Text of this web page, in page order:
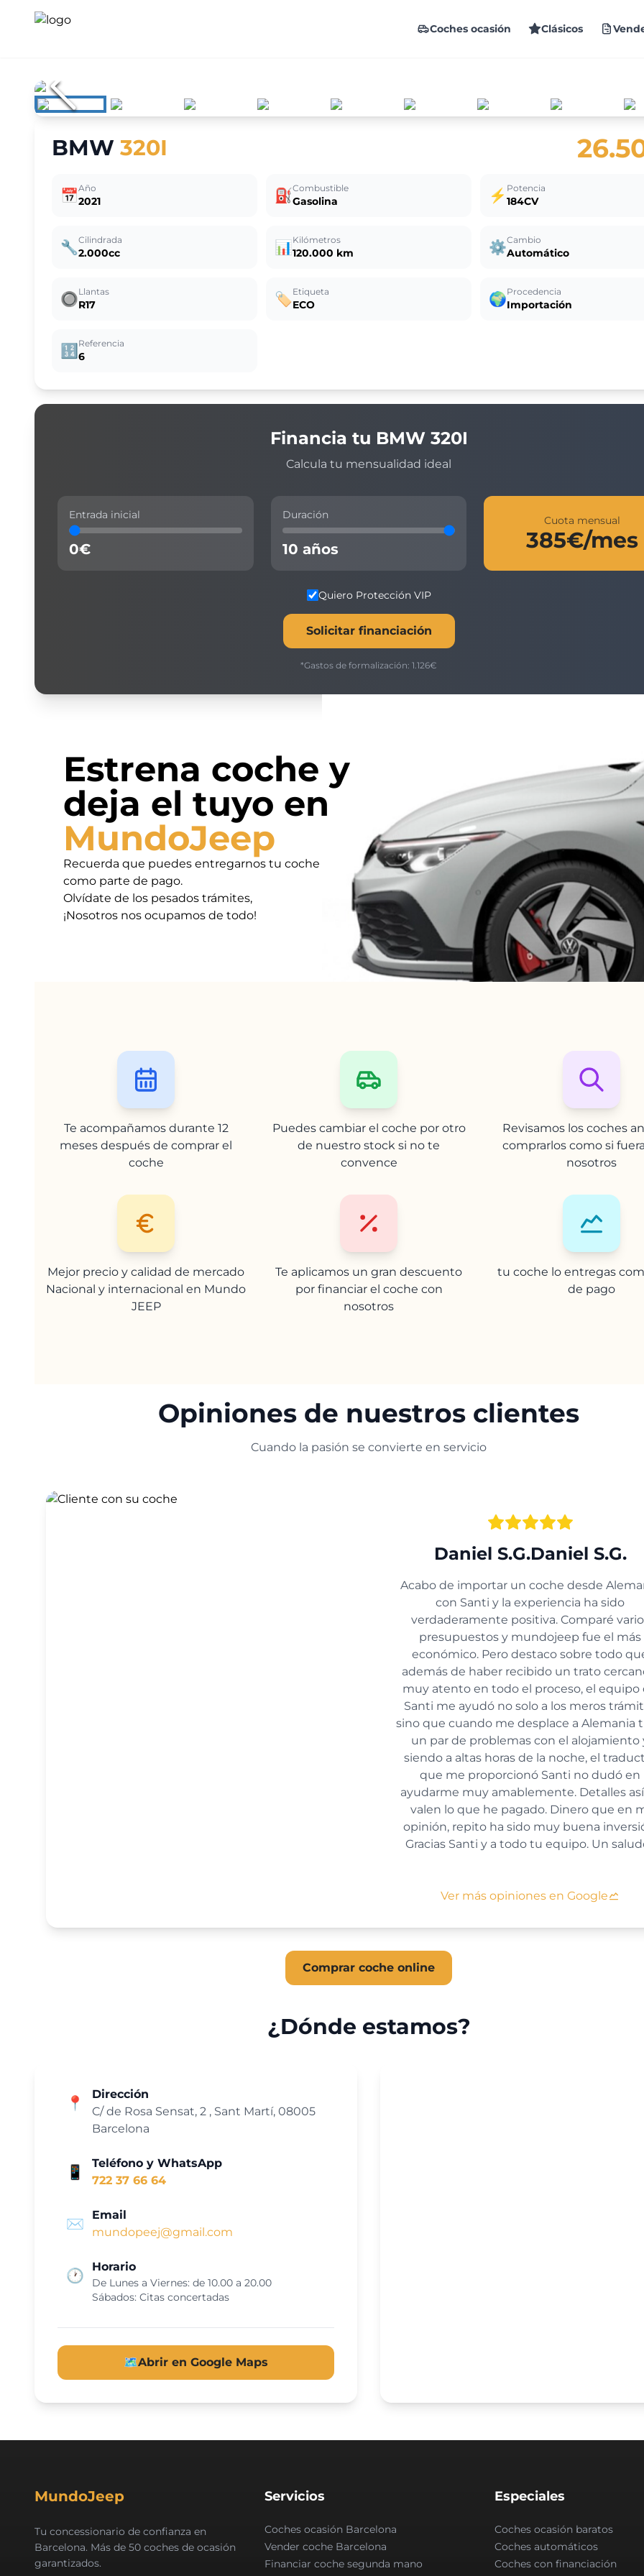
Coches ocasión Clásicos
BMW 320I
📅Año
2021 ⛽Combustible
Gasolina ⚡ Potencia
184CV
🔧Cilindrada
2.000cc 📊 Kilómetros
120.000 km ⚙️Cambio
Automático
🔘Llantas
R17 🏷️Etiqueta
ECO 🌍Procedencia
Importación
🔢 Referencia
6
Financia tu BMW 320I
Calcula tu mensualidad ideal
Entrada inicial
0€
Duración
10 años
Cuota mensual
385€/mes
Quiero Protección VIP
Solicitar financiación
*Gastos de formalización: 1.126€
Estrena coche y
deja el tuyo en
MundoJeep
Recuerda que puedes entregarnos tu coche
como parte de pago.
Olvídate de los pesados trámites,
¡Nosotros nos ocupamos de todo!
Te acompañamos durante 12
meses después de comprar el
coche
Puedes cambiar el coche por otro
de nuestro stock si no te
convence
Revisamos los coches
comprarlos como si
nosotros
Mejor precio y calidad de mercado
Nacional y internacional en Mundo
JEEP
Te aplicamos un gran descuento
por financiar el coche con
nosotros
tu coche lo entregas
de pago
Opiniones de nuestros clientes
Cuando la pasión se convierte en servicio
Daniel S.G.Daniel S.G.
Acabo de importar un coche desde
con Santi y la experiencia ha sido
verdaderamente positiva. Comparé
presupuestos y mundojeep fue el más
económico. Pero destaco sobre todo
además de haber recibido un trato
muy atento en todo el proceso, el equipo
Santi me ayudó no solo a los meros
sino que cuando me desplace a Alemania
un par de problemas con el alojamiento
siendo a altas horas de la noche, el
que me proporcionó Santi no dudó en
ayudarme muy amablemente. Detalles
valen lo que he pagado. Dinero que en
opinión, repito ha sido muy buena
Gracias Santi y a todo tu equipo. Un
Ver más opiniones en Google
Comprar coche online
¿Dónde estamos?
📍
Dirección
C/ de Rosa Sensat, 2 , Sant Martí, 08005
Barcelona
📱
Teléfono y WhatsApp
722 37 66 64
✉️
Email
mundopeej@gmail.com
🕐
Horario
De Lunes a Viernes: de 10.00 a 20.00
Sábados: Citas concertadas
🗺️Abrir en Google Maps
MundoJeep
Tu concessionario de confianza en
Barcelona. Más de 50 coches de ocasión
garantizados.
Servicios
Coches ocasión Barcelona
Vender coche Barcelona
Financiar coche segunda mano
Especiales
Coches ocasión baratos
Coches automáticos
Coches con financiación